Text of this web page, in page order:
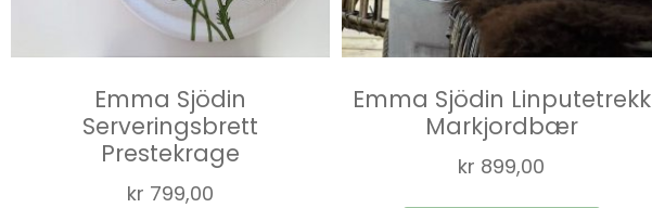
Emma Sjödin
Serveringsbrett
Prestekrage
kr 799,00
Emma Sjödin Linputetrekk
Markjordbær
kr 899,00